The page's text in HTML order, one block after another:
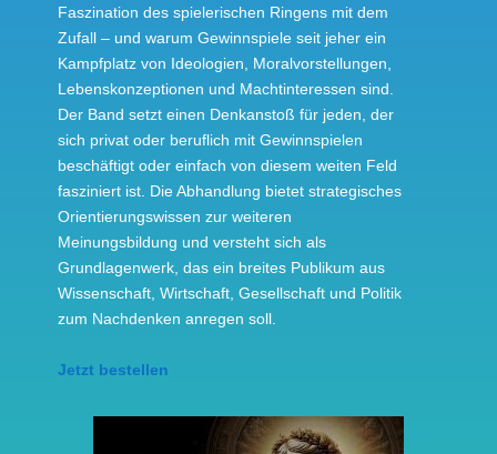
Faszination des spielerischen Ringens mit dem
Zufall – und warum Gewinnspiele seit jeher ein
Kampfplatz von Ideologien, Moralvorstellungen,
Lebenskonzeptionen und Machtinteressen sind.
Der Band setzt einen Denkanstoß für jeden, der
sich privat oder beruflich mit Gewinnspielen
beschäftigt oder einfach von diesem weiten Feld
fasziniert ist. Die Abhandlung bietet strategisches
Orientierungswissen zur weiteren
Meinungsbildung und versteht sich als
Grundlagenwerk, das ein breites Publikum aus
Wissenschaft, Wirtschaft, Gesellschaft und Politik
zum Nachdenken anregen soll.
Jetzt bestellen